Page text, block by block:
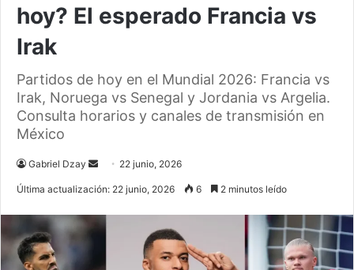
hoy? El esperado Francia vs
Irak
Partidos de hoy en el Mundial 2026: Francia vs
Irak, Noruega vs Senegal y Jordania vs Argelia.
Consulta horarios y canales de transmisión en
México
Gabriel Dzay
Send
an
22 junio, 2026
Última actualización: 22 junio, 2026 6 2 minutos leído